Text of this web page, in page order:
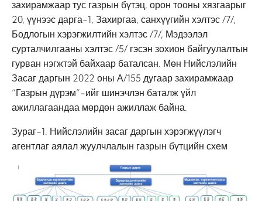
захирамжаар тус газрын бүтэц, орон тооны хязгаарыг
20, үүнээс дарга-1, Захиргаа, санхүүгийн хэлтэс /7/,
Бодлогын хэрэгжилтийн хэлтэс /7/, Мэдээлэл
сурталчилгааны хэлтэс /5/ гэсэн зохион байгуулалтын
гурван нэгжтэй байхаар баталсан. Мөн Нийслэлийн
Засаг даргын 2022 оны А/155 дугаар захирамжаар
“Газрын дүрэм”-ийг шинэчлэн баталж үйл
ажиллагаандаа мөрдөн ажиллаж байна.
Зураг-1. Нийслэлийн засаг даргын хэрэгжүүлэгч
агентлаг аялал жуулчлалын газрын бүтцийн схем